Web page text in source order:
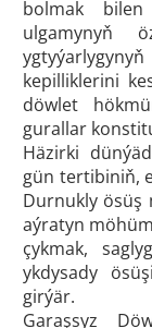
bolmak
ulgamynyň
kepilliklerini
döwlet
gurallar
Häzirki
gün tertibiniň,
Durnukly ösüş
aýratyn
çykmak,
ykdysady
girýär.
Garaşsyz